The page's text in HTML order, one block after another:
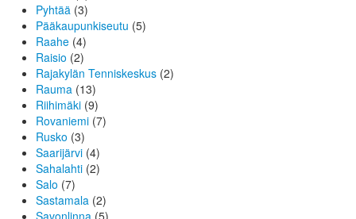
Pyhtää (3)
Pääkaupunkiseutu (5)
Raahe (4)
Raisio (2)
Rajakylän Tenniskeskus (2)
Rauma (13)
Riihimäki (9)
Rovaniemi (7)
Rusko (3)
Saarijärvi (4)
Sahalahti (2)
Salo (7)
Sastamala (2)